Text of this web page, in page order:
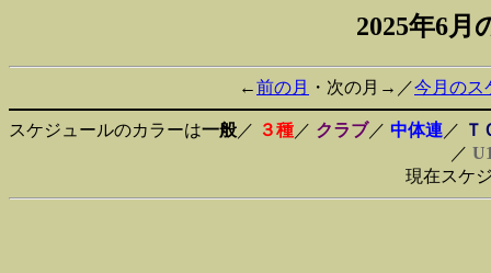
2025年6月
←前の月 ・次の月→／今月のス
スケジュールのカラーは一般 ／ ３種 ／ クラブ／ 中体連 ／ Ｔ
／
現在スケ